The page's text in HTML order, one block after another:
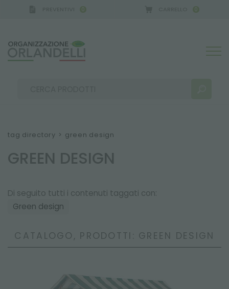
0 0
RISULTATI RICERCA:
tag directory > green design
GREEN DESIGN
Di seguito tutti i contenuti taggati con:
Green design
CATALOGO, PRODOTTI: GREEN DESIGN